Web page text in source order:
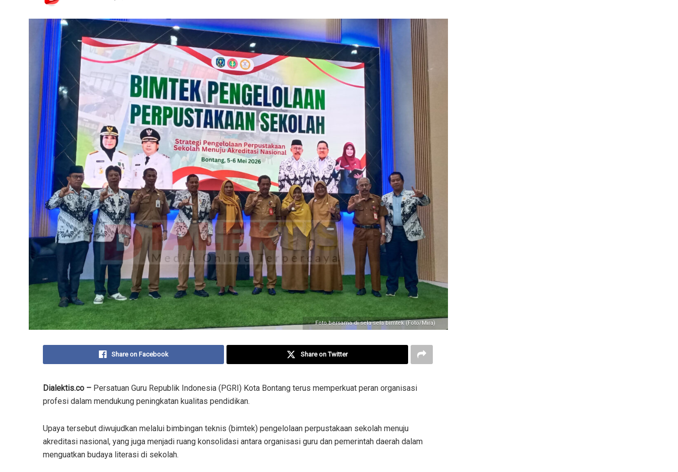
Foto bersama di sela-sela bimtek (Foto/Mira)
Share on Facebook Share on Twitter
Dialektis.co – Persatuan Guru Republik Indonesia (PGRI) Kota Bontang terus memperkuat peran organisasi
profesi dalam mendukung peningkatan kualitas pendidikan.
Upaya tersebut diwujudkan melalui bimbingan teknis (bimtek) pengelolaan perpustakaan sekolah menuju
akreditasi nasional, yang juga menjadi ruang konsolidasi antara organisasi guru dan pemerintah daerah dalam
menguatkan budaya literasi di sekolah.